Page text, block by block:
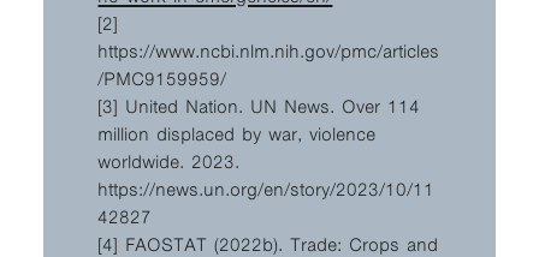
[2]
https://www.ncbi.nlm.nih.gov/pmc/articles
/PMC9159959/
[3] United Nation. UN News. Over 114
million displaced by war, violence
worldwide. 2023.
https://news.un.org/en/story/2023/10/11
42827
[4] FAOSTAT (2022b). Trade: Crops and